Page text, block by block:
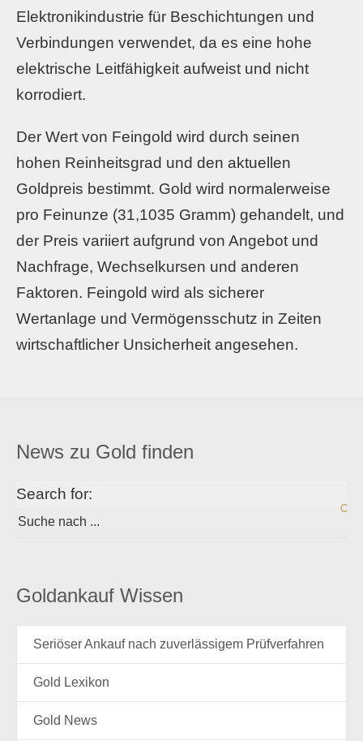
Elektronikindustrie für Beschichtungen und
Verbindungen verwendet, da es eine hohe
elektrische Leitfähigkeit aufweist und nicht
korrodiert.
Der Wert von Feingold wird durch seinen
hohen Reinheitsgrad und den aktuellen
Goldpreis bestimmt. Gold wird normalerweise
pro Feinunze (31,1035 Gramm) gehandelt, und
der Preis variiert aufgrund von Angebot und
Nachfrage, Wechselkursen und anderen
Faktoren. Feingold wird als sicherer
Wertanlage und Vermögensschutz in Zeiten
wirtschaftlicher Unsicherheit angesehen.
News zu Gold finden
Search for:
Goldankauf Wissen
Seriöser Ankauf nach zuverlässigem Prüfverfahren
Gold Lexikon
Gold News